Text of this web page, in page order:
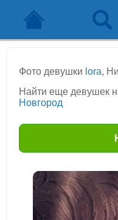
Фото девушки lora,
Найти еще девушек
Новгород